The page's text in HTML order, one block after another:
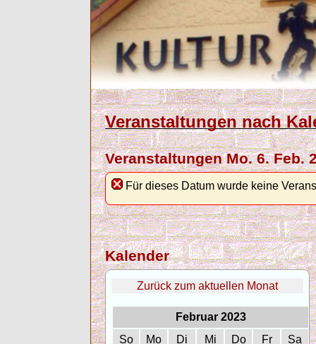
Veranstaltungen nach
Veranstaltungen Mo. 6. Feb.
Für dieses Datum wurde keine
Kalender
Zurück zum aktuellen Monat
Februar 2023
So
Mo Di Mi Do Fr
Sa